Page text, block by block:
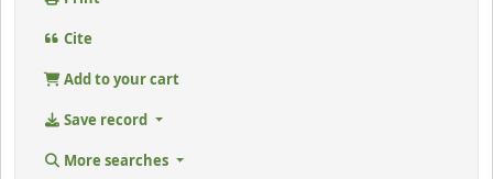
Cite
Add to your cart
Save record
More searches